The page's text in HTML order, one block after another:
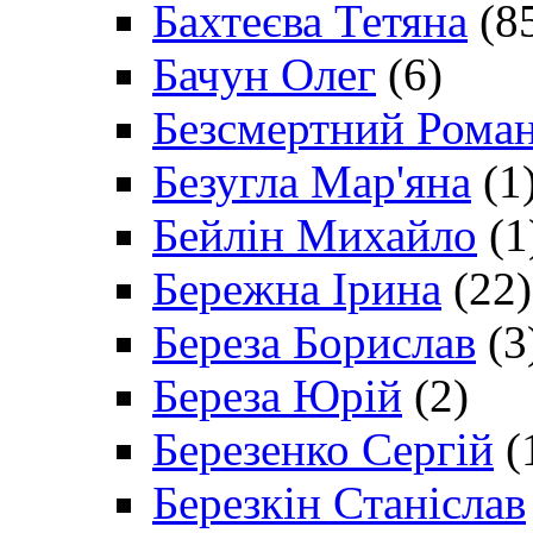
Бахтеєва Тетяна
Бачун Олег (6)
Безсмертний
Безугла Мар'яна
Бейлін Михайло
Бережна Ірина (22)
Береза Борислав
Береза Юрій (2)
Березенко Сергій
Березкін Станіслав